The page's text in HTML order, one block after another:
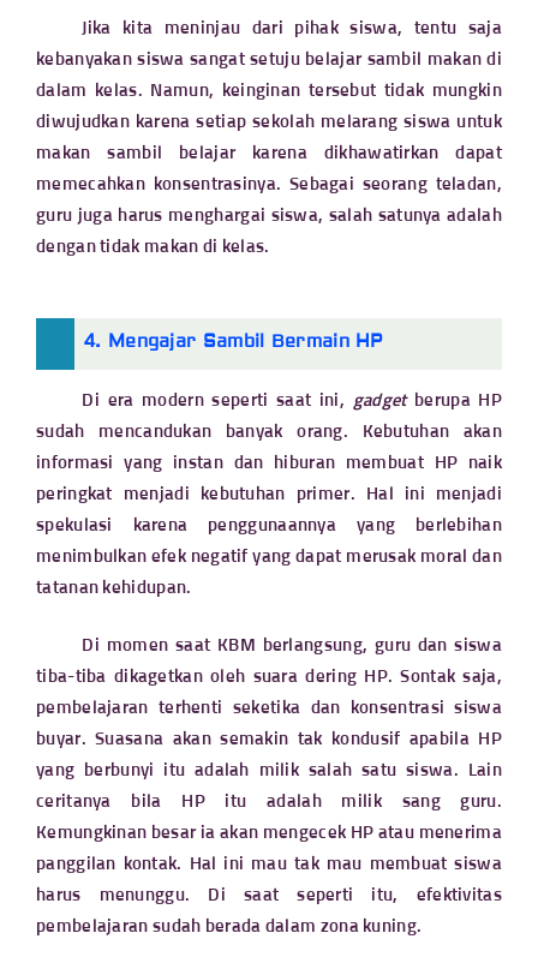
Jika kita meninjau dari pihak siswa, tentu saja
kebanyakan siswa sangat setuju belajar sambil makan di
dalam kelas. Namun, keinginan tersebut tidak mungkin
diwujudkan karena setiap sekolah melarang siswa untuk
makan sambil belajar karena dikhawatirkan dapat
memecahkan konsentrasinya. Sebagai seorang teladan,
guru juga harus menghargai siswa, salah satunya adalah
dengan tidak makan di kelas.
4. Mengajar Sambil Bermain HP
Di era modern seperti saat ini, gadgetberupa HP
sudah mencandukan banyak orang. Kebutuhan akan
informasi yang instan dan hiburan membuat HP naik
peringkat menjadi kebutuhan primer. Hal ini menjadi
spekulasi karena penggunaannya yang berlebihan
menimbulkan efek negatif yang dapat merusak moral dan
tatanan kehidupan.
Di momen saat KBM berlangsung, guru dan siswa
tiba-tiba dikagetkan oleh suara dering HP. Sontak saja,
pembelajaran terhenti seketika dan konsentrasi siswa
buyar. Suasana akan semakin tak kondusif apabila HP
yang berbunyi itu adalah milik salah satu siswa. Lain
ceritanya bila HP itu adalah milik sang guru.
Kemungkinan besar ia akan mengecek HP atau menerima
panggilan kontak. Hal ini mau tak mau membuat siswa
harus menunggu. Di saat seperti itu, efektivitas
pembelajaran sudah berada dalam zona kuning.